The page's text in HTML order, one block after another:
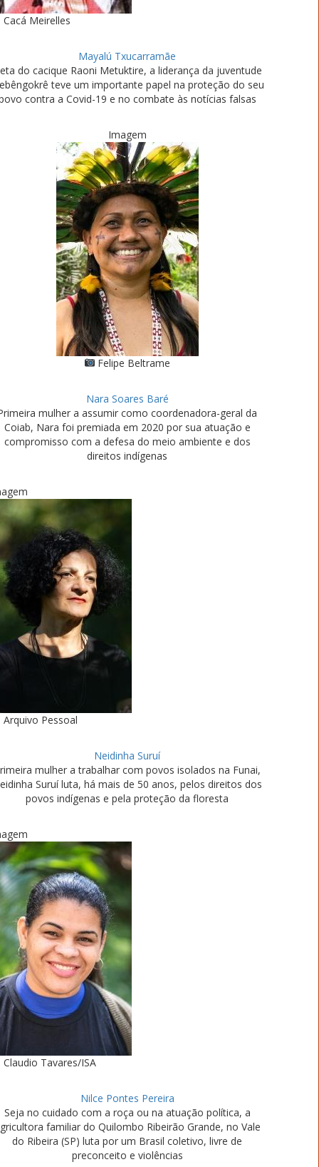
Cacá Meirelles
Mayalú Txucarramãe
do cacique Raoni Metuktire, a liderança da juventude
teve um importante papel na proteção do seu
contra a Covid-19 e no combate às notícias falsas
Imagem
Felipe Beltrame
Nara Soares Baré
mulher a assumir como coordenadora-geral da
Coiab, Nara foi premiada em 2020 por sua atuação e
compromisso com a defesa do meio ambiente e dos
direitos indígenas
Arquivo Pessoal
Neidinha Suruí
mulher a trabalhar com povos isolados na Funai,
Suruí luta, há mais de 50 anos, pelos direitos dos
povos indígenas e pela proteção da floresta
Claudio Tavares/ISA
Nilce Pontes Pereira
Seja no cuidado com a roça ou na atuação política, a
familiar do Quilombo Ribeirão Grande, no Vale
do Ribeira (SP) luta por um Brasil coletivo, livre de
preconceito e violências